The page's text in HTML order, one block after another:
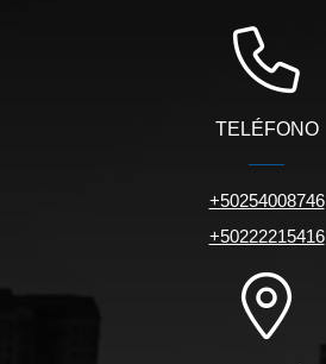
TELÉFONO
+50254008746
+50222215416